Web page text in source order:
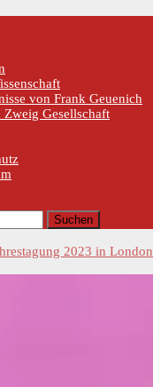
von Frank Geuenich
Zweig Gesellschaft
2023 in London